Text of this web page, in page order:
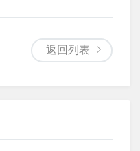
返回列表